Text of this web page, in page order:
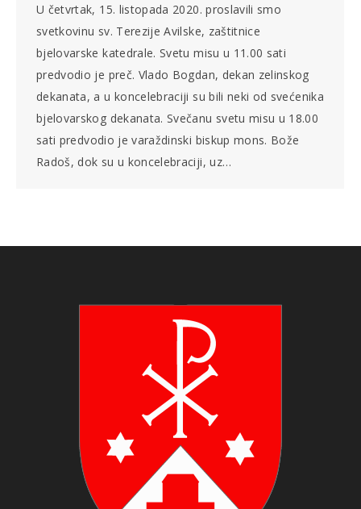
U četvrtak, 15. listopada 2020. proslavili smo
svetkovinu sv. Terezije Avilske, zaštitnice
bjelovarske katedrale. Svetu misu u 11.00 sati
predvodio je preč. Vlado Bogdan, dekan zelinskog
dekanata, a u koncelebraciji su bili neki od svećenika
bjelovarskog dekanata. Svečanu svetu misu u 18.00
sati predvodio je varaždinski biskup mons. Bože
Radoš, dok su u koncelebraciji, uz…